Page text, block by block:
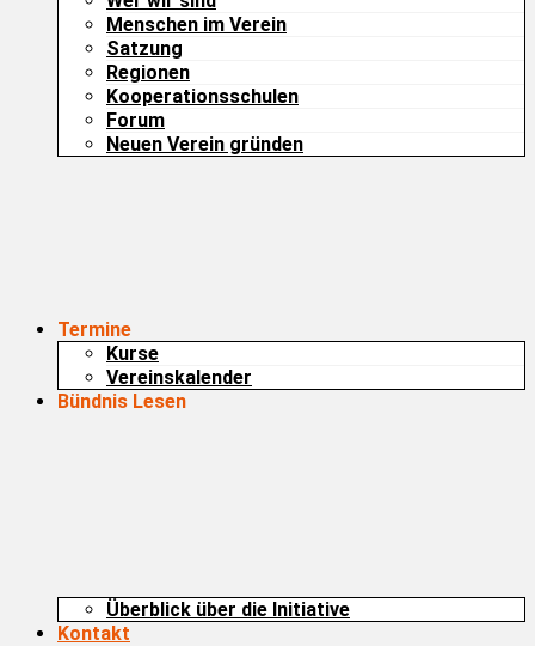
Menschen im Verein
Satzung
Regionen
Kooperationsschulen
Forum
Neuen Verein gründen
Termine
Kurse
Vereinskalender
Bündnis Lesen
Überblick über die Initiative
Kontakt